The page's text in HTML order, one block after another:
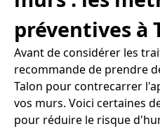
préventives à
Avant de considérer les
recommande de prendre
Talon pour contrecarrer
vos murs. Voici certaines
pour réduire le risque